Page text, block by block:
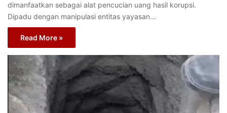
dimanfaatkan sebagai alat pencucian uang hasil korupsi.
Dipadu dengan manipulasi entitas yayasan…
Read More »